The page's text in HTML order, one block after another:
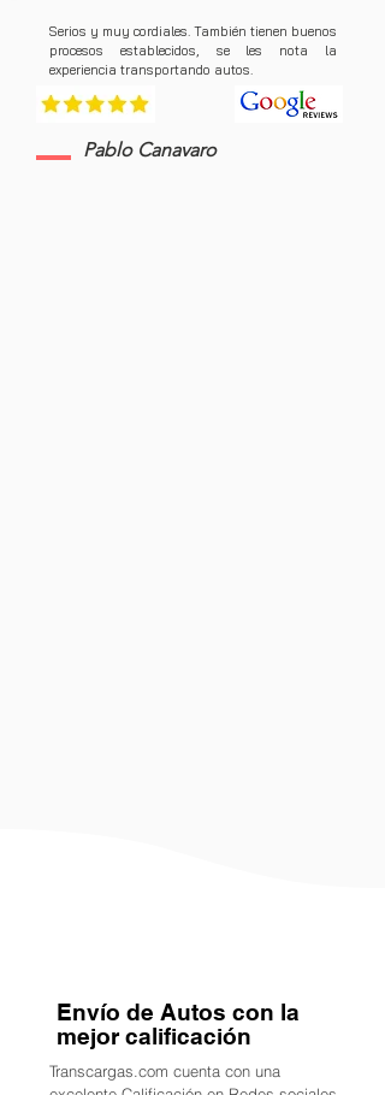
Serios y muy cordiales. También tienen buenos
procesos establecidos, se les nota la
experiencia transportando autos.
Pablo Canavaro
Envío de Autos con la
mejor calificación
Transcargas.com cuenta con una